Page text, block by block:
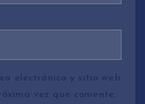
electrónico y sitio web
vez que comente.